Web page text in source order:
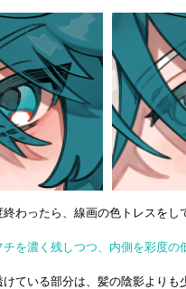
わったら、線画の色トレスをし
チを濃く残しつつ、内側を彩度の
ている部分は、髪の陰影よりも